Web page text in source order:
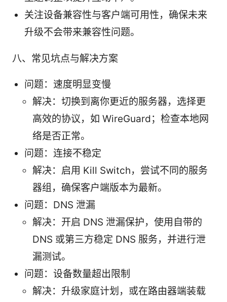
关注设备兼容性与客户端可用性，确保未来
升级不会带来兼容性问题。
八、常见坑点与解决方案
问题：速度明显变慢
解决：切换到离你更近的服务器，选择更
高效的协议，如 WireGuard；检查本地网
络是否正常。
问题：连接不稳定
解决：启用 Kill Switch，尝试不同的服务
器组，确保客户端版本为最新。
问题：DNS 泄漏
解决：开启 DNS 泄漏保护，使用自带的
DNS 或第三方稳定 DNS 服务，并进行泄
漏测试。
问题：设备数量超出限制
解决：升级家庭计划，或在路由器端装载